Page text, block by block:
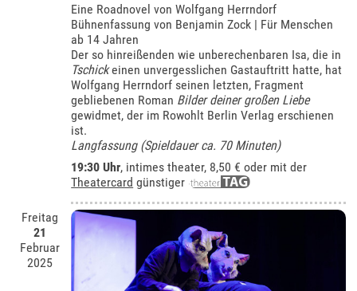
Eine Roadnovel von Wolfgang Herrndorf
Bühnenfassung von Benjamin Zock | Für Menschen
ab 14 Jahren
Der so hinreißenden wie unberechenbaren Isa, die in
Tschickeinen unvergesslichen Gastauftritt hatte, hat
Wolfgang Herrndorf seinen letzten, Fragment
gebliebenen Roman Bilder deiner großen Liebe
gewidmet, der im Rowohlt Berlin Verlag erschienen
ist.
Langfassung (Spieldauer ca. 70 Minuten)
19:30 Uhr, intimes theater, 8,50 € oder mit der
Theatercard günstiger
Freitag
21
Februar
2025